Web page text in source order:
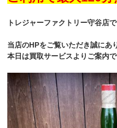
トレジャーファクトリー守谷店で
当店のHPをご覧いただき誠にあ
本日は買取サービスよりご案内で